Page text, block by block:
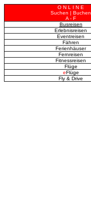
O N L I N E
Suchen | Buchen
A - F
Busreisen
Erlebnisreisen
Eventreisen
Fähren
Ferienhäuser
Fernreisen
Fitnessreisen
Flüge
eFlüge
Fly & Drive